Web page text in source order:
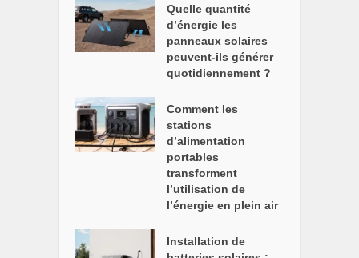
Quelle quantité
d’énergie les
panneaux solaires
peuvent-ils générer
quotidiennement ?
Comment les
stations
d’alimentation
portables
transforment
l’utilisation de
l’énergie en plein air
Installation de